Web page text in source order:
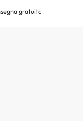
gratuita